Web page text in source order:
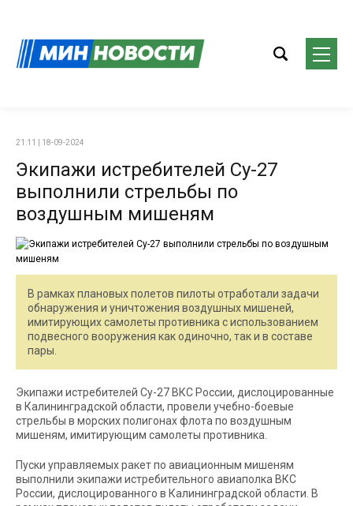
21:11 | 18-09-2024
Экипажи истребителей Су-27
выполнили стрельбы по
воздушным мишеням
В рамках плановых полетов пилоты отработали задачи
обнаружения и уничтожения воздушных мишеней,
имитирующих самолеты противника с использованием
подвесного вооружения как одиночно, так и в составе
пары.
Экипажи истребителей Су-27 ВКС России, дислоцированные
в Калининградской области, провели учебно-боевые
стрельбы в морских полигонах флота по воздушным
мишеням, имитирующим самолеты противника.
Пуски управляемых ракет по авиационным мишеням
выполнили экипажи истребительного авиаполка ВКС
России, дислоцированного в Калининградской области. В